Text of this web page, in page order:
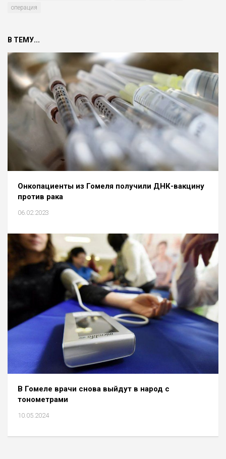
операция
В ТЕМУ...
Онкопациенты из Гомеля получили ДНК-вакцину
против рака
06.02.2023
В Гомеле врачи снова выйдут в народ с
тонометрами
10.05.2024